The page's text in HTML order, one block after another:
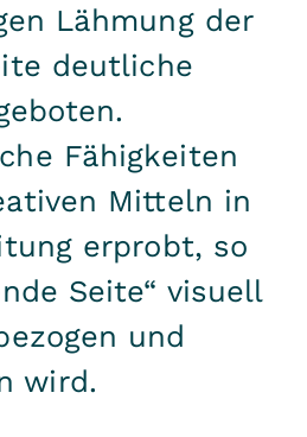
Lähmung der
deutliche
Fähigkeiten
Mitteln in
erprobt, so
Seite“ visuell
und
wird.